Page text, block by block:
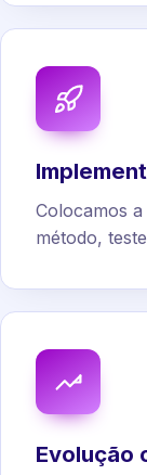
Colocamos
método,
Evolução